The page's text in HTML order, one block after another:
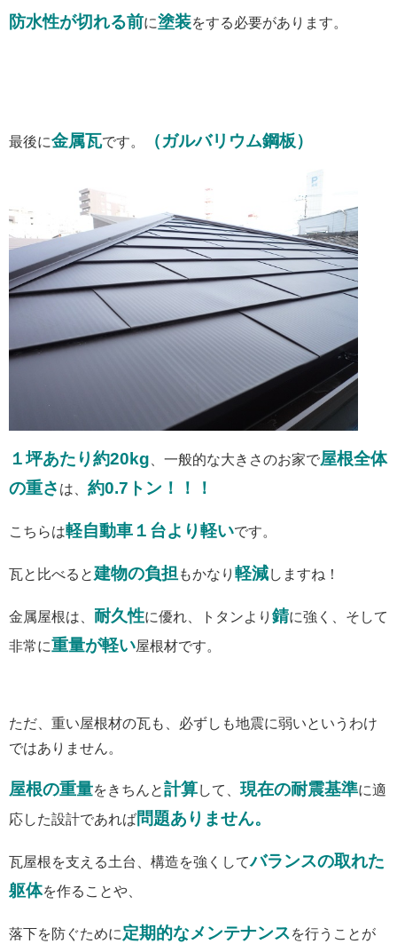
防水性が切れる前に塗装をする必要があります。
最後に金属瓦です。 （ガルバリウム鋼板）
１坪あたり約20kg 、一般的な大きさのお家で屋根全体
の重さ は、 約0.7トン！！！
こちらは軽自動車１台より軽いです。
瓦と比べると建物の負担もかなり 軽減しますね！
金属屋根は、 耐久性に優れ、トタンより 錆に強く、そして
非常に重量が軽い屋根材です。
ただ、重い屋根材の瓦も、必ずしも地震に弱いというわけ
ではありません。
屋根の重量をきちんと計算して、 現在の耐震基準に適
応した設計であれば問題ありません。
瓦屋根を支える土台、構造を強くしてバランスの取れた
躯体を作ることや、
落下を防ぐために定期的なメンテナンスを行うことが